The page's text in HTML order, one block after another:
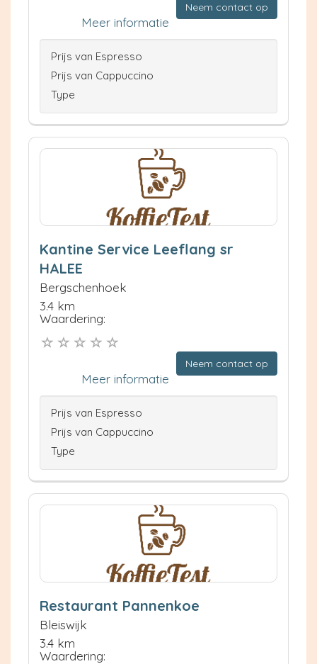
Neem contact op
Meer informatie
Prijs van Espresso
Prijs van Cappuccino
Type
Kantine Service Leeflang sr
HALEE
Bergschenhoek
3.4 km
Waardering:
Neem contact op
Meer informatie
Prijs van Espresso
Prijs van Cappuccino
Type
Restaurant Pannenkoe
Bleiswijk
3.4 km
Waardering: